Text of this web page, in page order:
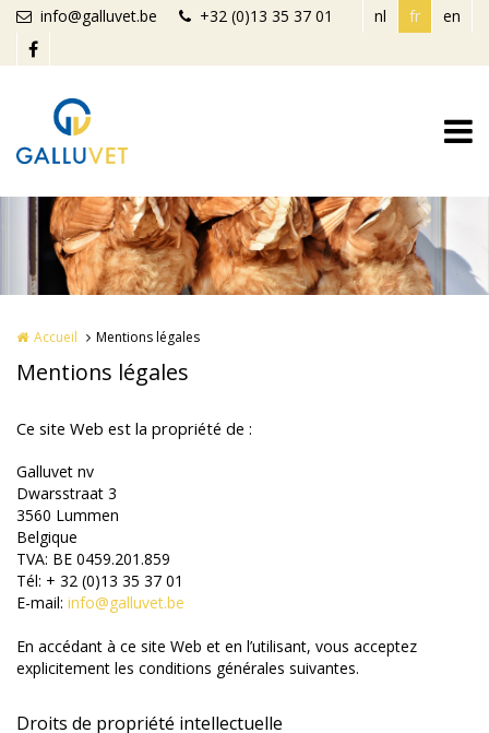
Aller au contenu principal
info@galluvet.be +32 (0)13 35 37 01 nl fr en
Accueil Mentions légales
Mentions légales
Ce site Web est la propriété de :
Galluvet nv
Dwarsstraat 3
3560 Lummen
Belgique
TVA: BE 0459.201.859
Tél: + 32 (0)13 35 37 01
E-mail: info@galluvet.be
En accédant à ce site Web et en l’utilisant, vous acceptez
explicitement les conditions générales suivantes.
Droits de propriété intellectuelle